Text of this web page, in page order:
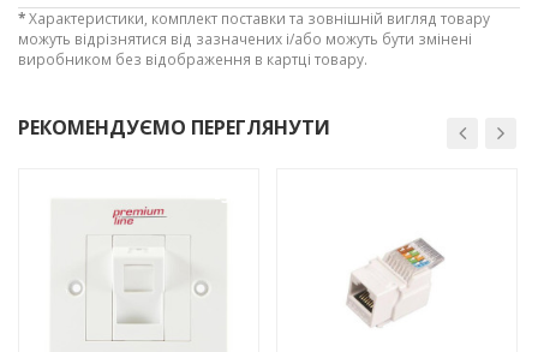
*Характеристики, комплект поставки та зовнішній вигляд товару
можуть відрізнятися від зазначених і/або можуть бути змінені
виробником без відображення в картці товару.
РЕКОМЕНДУЄМО ПЕРЕГЛЯНУТИ
-3%